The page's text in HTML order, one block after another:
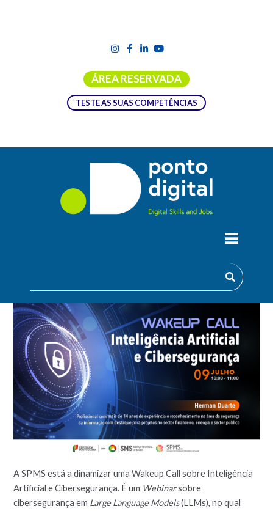
ÁREA RESERVADA
TESTE AS SUAS COMPETÊNCIAS
WEBINAR | WAKEUP CALL –
A SPMS está a dinamizar uma Wakeup Call sobre Inteligência
Artificial e Cibersegurança. É um Webinarsobre
cibersegurança em Large Language Models(LLMs), no qual